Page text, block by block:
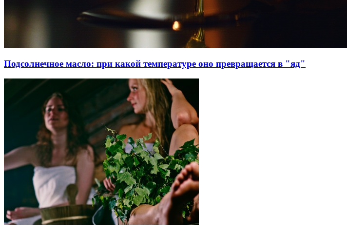
Подсолнечное масло: при какой температуре оно превращается в "яд"